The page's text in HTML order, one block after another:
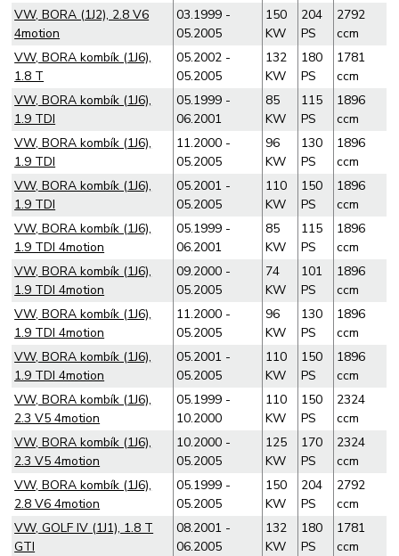
VW, BORA (1J2), 2.8 V6
4motion
03.1999 -
05.2005
150
KW
204
PS
2792
ccm
VW, BORA kombík (1J6),
1.8 T
05.2002 -
05.2005
132
KW
180
PS
1781
ccm
VW, BORA kombík (1J6),
1.9 TDI
05.1999 -
06.2001
85
KW
115
PS
1896
ccm
VW, BORA kombík (1J6),
1.9 TDI
11.2000 -
05.2005
96
KW
130
PS
1896
ccm
VW, BORA kombík (1J6),
1.9 TDI
05.2001 -
05.2005
110
KW
150
PS
1896
ccm
VW, BORA kombík (1J6),
1.9 TDI 4motion
05.1999 -
06.2001
85
KW
115
PS
1896
ccm
VW, BORA kombík (1J6),
1.9 TDI 4motion
09.2000 -
05.2005
74
KW
101
PS
1896
ccm
VW, BORA kombík (1J6),
1.9 TDI 4motion
11.2000 -
05.2005
96
KW
130
PS
1896
ccm
VW, BORA kombík (1J6),
1.9 TDI 4motion
05.2001 -
05.2005
110
KW
150
PS
1896
ccm
VW, BORA kombík (1J6),
2.3 V5 4motion
05.1999 -
10.2000
110
KW
150
PS
2324
ccm
VW, BORA kombík (1J6),
2.3 V5 4motion
10.2000 -
05.2005
125
KW
170
PS
2324
ccm
VW, BORA kombík (1J6),
2.8 V6 4motion
05.1999 -
05.2005
150
KW
204
PS
2792
ccm
VW, GOLF IV (1J1), 1.8 T
GTI
08.2001 -
06.2005
132
KW
180
PS
1781
ccm